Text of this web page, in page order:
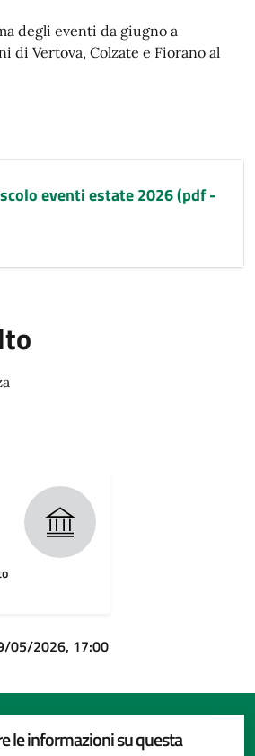
degli eventi da giugno a
di Vertova, Colzate e Fiorano al
eventi estate 2026 (pdf -
05/2026, 17:00
le informazioni su questa